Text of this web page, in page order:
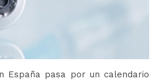
España pasa por un calendario